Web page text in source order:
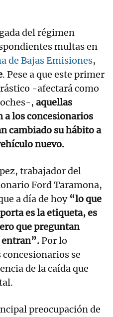
del régimen
multas en
de Bajas Emisiones,
. Pese a que este primer
-afectará como
, aquellas
a los concesionarios
cambiado su hábito a
nuevo.
trabajador del
Ford Taramona,
a día de hoy“lo que
es la etiqueta, es
que preguntan
entran”.Por lo
se
de la caída que
preocupación de